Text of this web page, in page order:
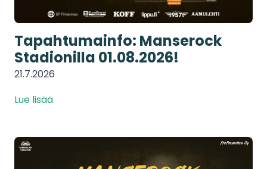
Tapahtumainfo: Manserock
Stadionilla 01.08.2026!
21.7.2026
Lue lisää